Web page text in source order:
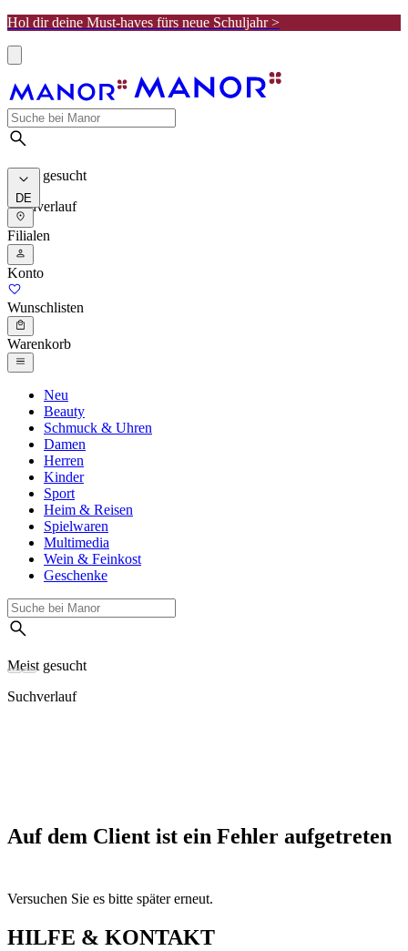
Hol dir deine Must-haves fürs neue Schuljahr >
Meist gesucht
Suchverlauf
DE
Filialen
Konto
Wunschlisten
Warenkorb
Neu
Beauty
Schmuck & Uhren
Damen
Herren
Kinder
Sport
Heim & Reisen
Spielwaren
Multimedia
Wein & Feinkost
Geschenke
Meist gesucht
Suchverlauf
Auf dem Client ist ein Fehler aufgetreten
Versuchen Sie es bitte später erneut.
HILFE & KONTAKT